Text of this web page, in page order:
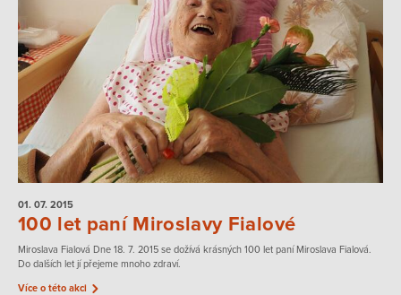
01. 07. 2015
100 let paní Miroslavy Fialové
Miroslava Fialová Dne 18. 7. 2015 se dožívá krásných 100 let paní Miroslava Fialová.
Do dalších let jí přejeme mnoho zdraví.
Více o této akci